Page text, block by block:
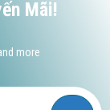
Mãi!
more